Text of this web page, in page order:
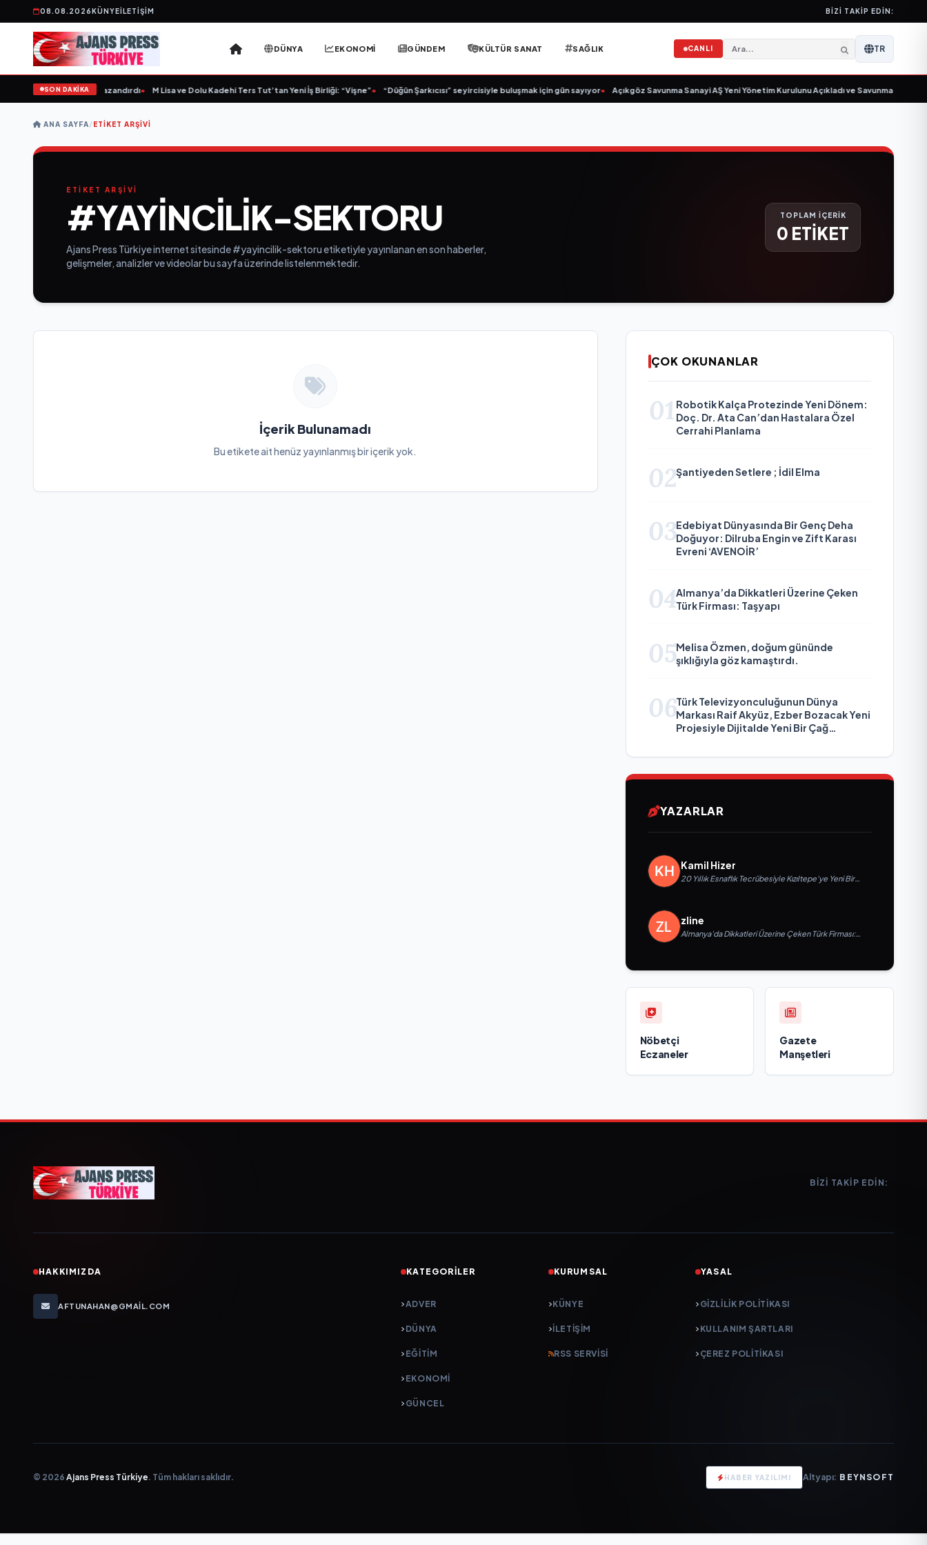
08.08.2026KÜNYEİLETIŞIM BIZI TAKIP EDIN:
DÜNYA EKONOMİ GÜNDEM KÜLTÜR SANAT SAĞLIK CANLI TR
SON DAKİKA
Yeni Bir Marka Kazandırdı• M Lisa ve Dolu Kadehi Ters Tut’tan Yeni İş Birliği: “Vişne”• “Düğün Şarkıcısı” seyircisiyle buluşmak için gün sayıyor• Açıkgöz Savunma Sanayi AŞ Yeni Yönetim Kurulunu Açıkladı ve Savunma
ANA SAYFA/ETIKET ARŞIVI
ETİKET ARŞİVİ
#YAYINCILIK-SEKTORU
Ajans Press Türkiye internet sitesinde #yayincilik-sektoru etiketiyle yayınlanan en son haberler,
gelişmeler, analizler ve videolar bu sayfa üzerinde listelenmektedir.
TOPLAM İÇERİK
0 ETİKET
İçerik Bulunamadı
Bu etikete ait henüz yayınlanmış bir içerik yok.
ÇOK OKUNANLAR
01 Robotik Kalça Protezinde Yeni Dönem:
Doç. Dr. Ata Can’dan Hastalara Özel
Cerrahi Planlama
02Şantiyeden Setlere ; İdil Elma
03Edebiyat Dünyasında Bir Genç Deha
Doğuyor: Dilruba Engin ve Zift Karası
Evreni ‘AVENOİR’
04Almanya’da Dikkatleri Üzerine Çeken
Türk Firması: Taşyapı
05Melisa Özmen, doğum gününde
şıklığıyla göz kamaştırdı.
06Türk Televizyonculuğunun Dünya
Markası Raif Akyüz, Ezber Bozacak Yeni
Projesiyle Dijitalde Yeni Bir Çağ
YAZARLAR
Kamil Hizer
20 Yıllık Esnaflık Tecrübesiyle Kızıltepe'ye Yeni Bir
zline
Almanya’da Dikkatleri Üzerine Çeken Türk Firması:
Nöbetçi
Eczaneler
Gazete
Manşetleri
BIZI TAKIP EDIN:
HAKKIMIZDA
AFTUNAHAN@GMAIL.COM
KATEGORILER
ADVER
DÜNYA
EĞİTİM
EKONOMİ
GÜNCEL
KURUMSAL
KÜNYE
İLETIŞIM
RSS SERVISI
YASAL
GIZLILIK POLITIKASI
KULLANIM ŞARTLARI
ÇEREZ POLITIKASI
© 2026 Ajans Press Türkiye. Tüm hakları saklıdır. HABER YAZILIMI Altyapı: BEYNSOFT